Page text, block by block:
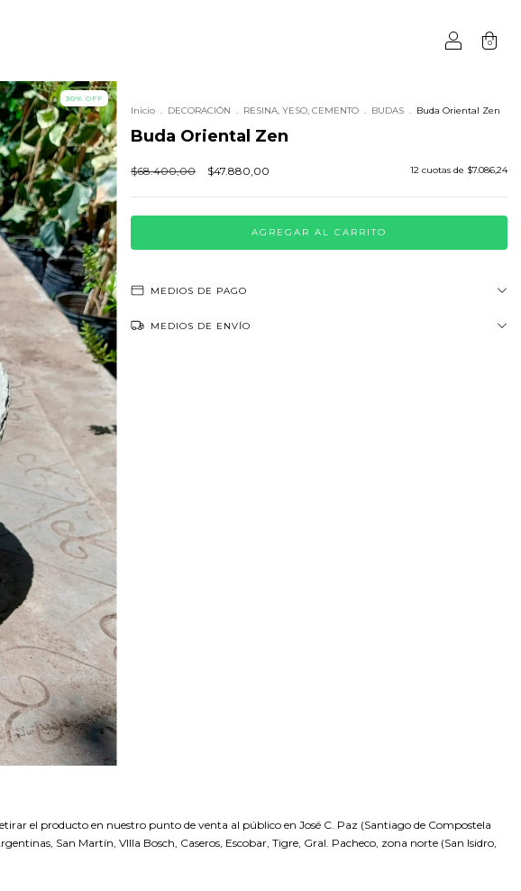
0
30% OFF
Inicio . DECORACIÓN . RESINA, YESO, CEMENTO . BUDAS . Buda Oriental Zen
Buda Oriental Zen
$68.400,00 $47.880,00 12 cuotas de $7.086,24
MEDIOS DE PAGO
MEDIOS DE ENVÍO
el producto en nuestro punto de venta al público en José C. Paz (Santiago de Compostela
San Martín, VIlla Bosch, Caseros, Escobar, Tigre, Gral. Pacheco, zona norte (San Isidro,